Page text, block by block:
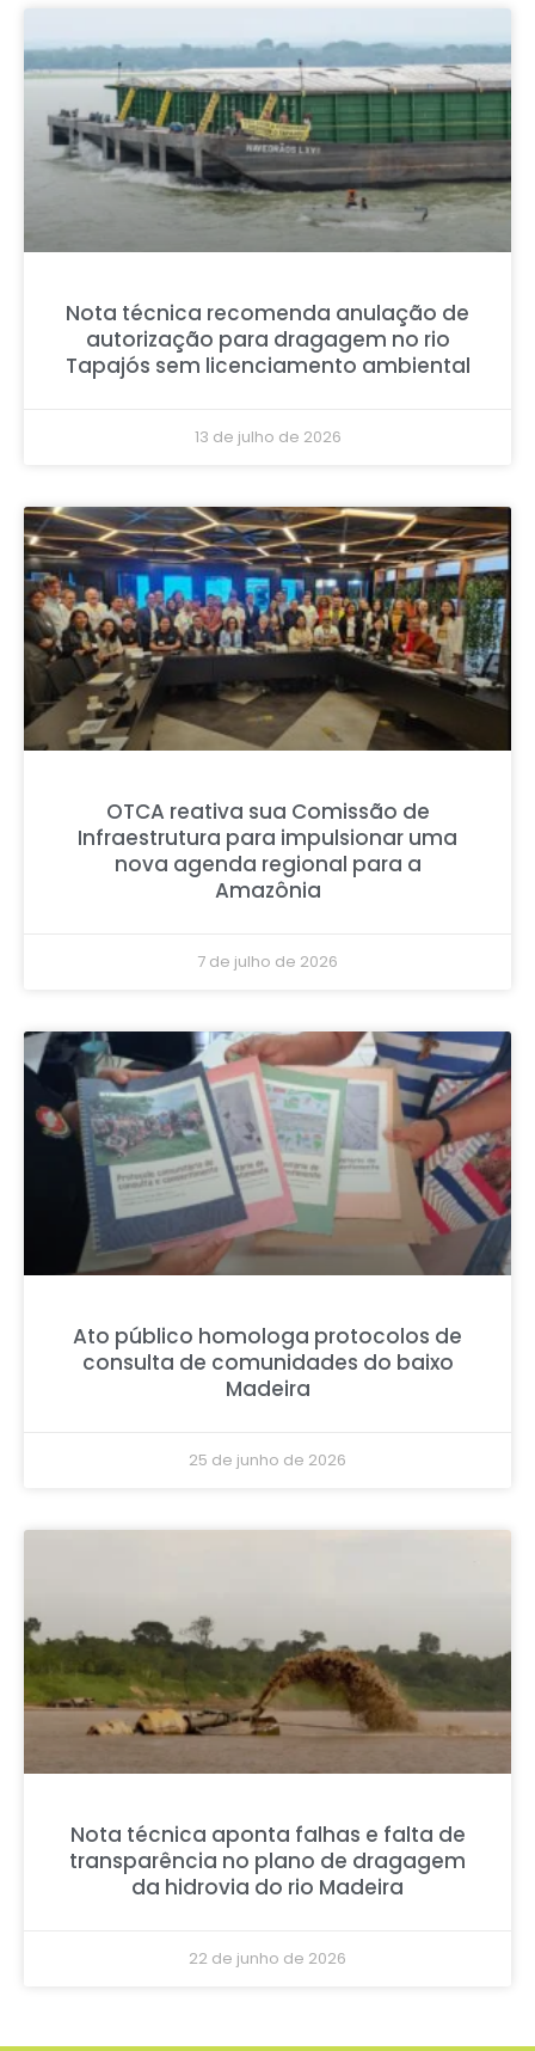
Nota técnica recomenda anulação de
autorização para dragagem no rio
Tapajós sem licenciamento ambiental
13 de julho de 2026
OTCA reativa sua Comissão de
Infraestrutura para impulsionar uma
nova agenda regional para a
Amazônia
7 de julho de 2026
Ato público homologa protocolos de
consulta de comunidades do baixo
Madeira
25 de junho de 2026
Nota técnica aponta falhas e falta de
transparência no plano de dragagem
da hidrovia do rio Madeira
22 de junho de 2026